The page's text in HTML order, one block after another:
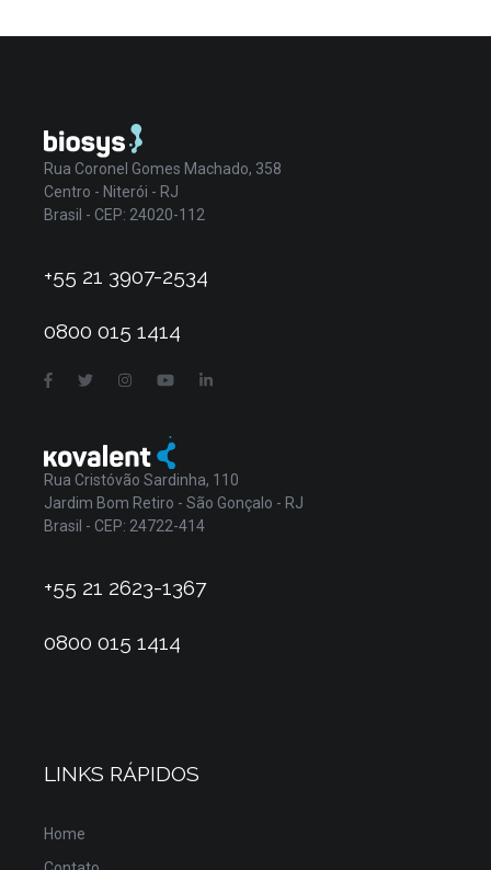
Rua Coronel Gomes Machado, 358
Centro - Niterói - RJ
Brasil - CEP: 24020-112
+55 21 3907-2534
0800 015 1414
Rua Cristóvão Sardinha, 110
Jardim Bom Retiro - São Gonçalo - RJ
Brasil - CEP: 24722-414
+55 21 2623-1367
0800 015 1414
LINKS RÁPIDOS
Home